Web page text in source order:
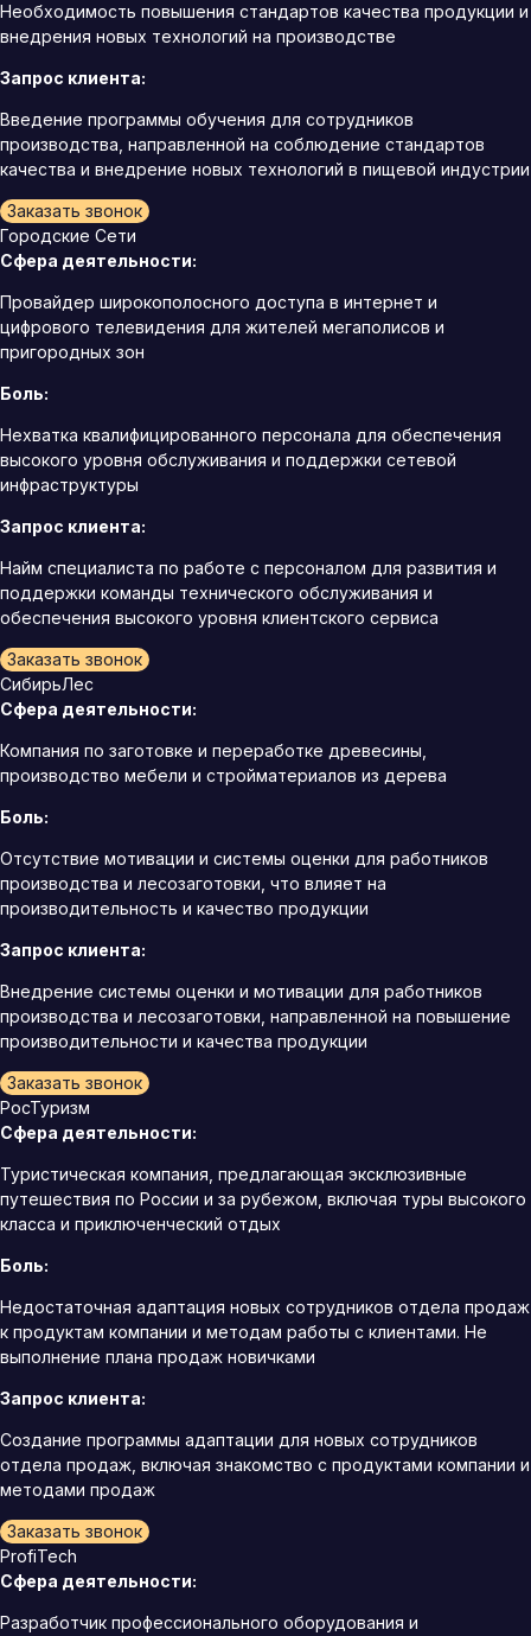
Необходимость повышения стандартов качества продукции и
внедрения новых технологий на производстве
Запрос клиента:
Введение программы обучения для сотрудников
производства, направленной на соблюдение стандартов
качества и внедрение новых технологий в пищевой индустрии
Заказать звонок
Городские Сети
Сфера деятельности:
Провайдер широкополосного доступа в интернет и
цифрового телевидения для жителей мегаполисов и
пригородных зон
Боль:
Нехватка квалифицированного персонала для обеспечения
высокого уровня обслуживания и поддержки сетевой
инфраструктуры
Запрос клиента:
Найм специалиста по работе с персоналом для развития и
поддержки команды технического обслуживания и
обеспечения высокого уровня клиентского сервиса
Заказать звонок
СибирьЛес
Сфера деятельности:
Компания по заготовке и переработке древесины,
производство мебели и стройматериалов из дерева
Боль:
Отсутствие мотивации и системы оценки для работников
производства и лесозаготовки, что влияет на
производительность и качество продукции
Запрос клиента:
Внедрение системы оценки и мотивации для работников
производства и лесозаготовки, направленной на повышение
производительности и качества продукции
Заказать звонок
РосТуризм
Сфера деятельности:
Туристическая компания, предлагающая эксклюзивные
путешествия по России и за рубежом, включая туры высокого
класса и приключенческий отдых
Боль:
Недостаточная адаптация новых сотрудников отдела продаж
к продуктам компании и методам работы с клиентами. Не
выполнение плана продаж новичками
Запрос клиента:
Создание программы адаптации для новых сотрудников
отдела продаж, включая знакомство с продуктами компании и
методами продаж
Заказать звонок
ProfiTech
Сфера деятельности:
Разработчик профессионального оборудования и